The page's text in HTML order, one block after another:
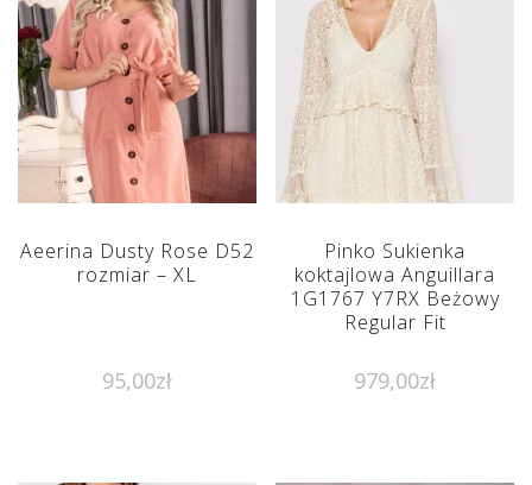
Aeerina Dusty Rose D52
rozmiar – XL
95,00zł
Pinko Sukienka
koktajlowa Anguillara
1G1767 Y7RX Beżowy
Regular Fit
979,00zł